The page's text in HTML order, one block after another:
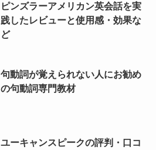
ピンズラーアメリカン英会話を実
践したレビューと使用感・効果な
ど
句動詞が覚えられない人にお勧め
の句動詞専門教材
ユーキャンスピークの評判・口コ